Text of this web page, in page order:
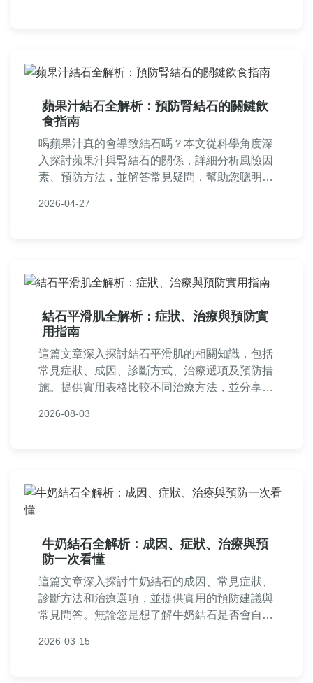
蘋果汁結石全解析：預防腎結石的關鍵飲
食指南
喝蘋果汁真的會導致結石嗎？本文從科學角度深
入探討蘋果汁與腎結石的關係，詳細分析風險因
素、預防方法，並解答常見疑問，幫助您聰明飲
2026-04-27
結石平滑肌全解析：症狀、治療與預防實
用指南
這篇文章深入探討結石平滑肌的相關知識，包括
常見症狀、成因、診斷方式、治療選項及預防措
施。提供實用表格比較不同治療方法，並分享個
石平滑肌問題，做出明智決策。
2026-08-03
牛奶結石全解析：成因、症狀、治療與預
防一次看懂
這篇文章深入探討牛奶結石的成因、常見症狀、
診斷方法和治療選項，並提供實用的預防建議與
常見問答。無論您是想了解牛奶結石是否會自行
細解答，幫助您保護泌尿系統健康。
2026-03-15